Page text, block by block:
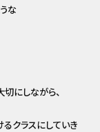
な
切にしながら、
クラスにしていき